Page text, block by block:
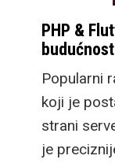
PHP &
budućnost
Popularni
koji je
strani
je